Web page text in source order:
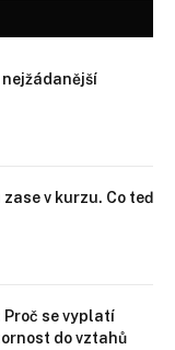
nejžádanější
v kurzu. Co teď
se vyplatí
do vztahů